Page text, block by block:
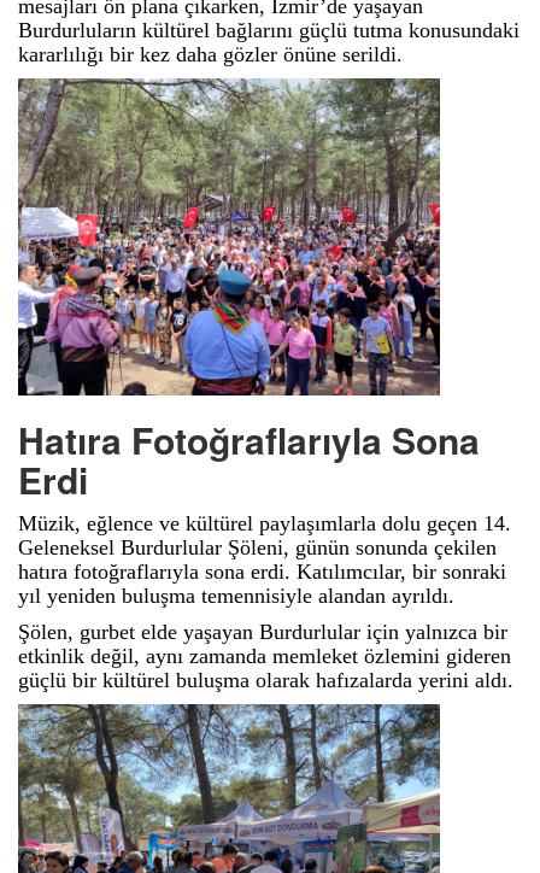
mesajları ön plana çıkarken, İzmir’de yaşayan
Burdurluların kültürel bağlarını güçlü tutma konusundaki
kararlılığı bir kez daha gözler önüne serildi.
Hatıra Fotoğraflarıyla Sona
Erdi
Müzik, eğlence ve kültürel paylaşımlarla dolu geçen 14.
Geleneksel Burdurlular Şöleni, günün sonunda çekilen
hatıra fotoğraflarıyla sona erdi. Katılımcılar, bir sonraki
yıl yeniden buluşma temennisiyle alandan ayrıldı.
Şölen, gurbet elde yaşayan Burdurlular için yalnızca bir
etkinlik değil, aynı zamanda memleket özlemini gideren
güçlü bir kültürel buluşma olarak hafızalarda yerini aldı.